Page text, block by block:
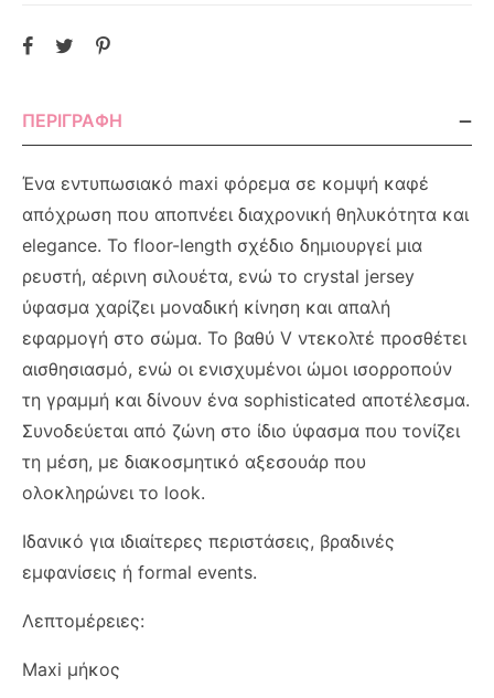
ΠΕΡΙΓΡΑΦΉ
Ένα εντυπωσιακό maxi φόρεμα σε κομψή καφέ
απόχρωση που αποπνέει διαχρονική θηλυκότητα και
elegance. Το floor-length σχέδιο δημιουργεί μια
ρευστή, αέρινη σιλουέτα, ενώ το crystal jersey
ύφασμα χαρίζει μοναδική κίνηση και απαλή
εφαρμογή στο σώμα. Το βαθύ V ντεκολτέ προσθέτει
αισθησιασμό, ενώ οι ενισχυμένοι ώμοι ισορροπούν
τη γραμμή και δίνουν ένα sophisticated αποτέλεσμα.
Συνοδεύεται από ζώνη στο ίδιο ύφασμα που τονίζει
τη μέση, με διακοσμητικό αξεσουάρ που
ολοκληρώνει το look.
Ιδανικό για ιδιαίτερες περιστάσεις, βραδινές
εμφανίσεις ή formal events.
Λεπτομέρειες:
Maxi μήκος